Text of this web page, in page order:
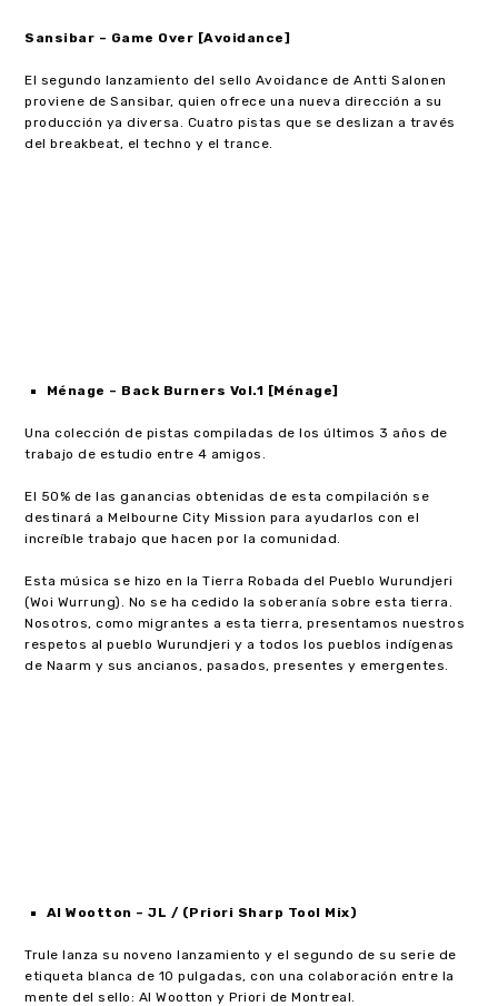
Sansibar – Game Over [Avoidance]
El segundo lanzamiento del sello Avoidance de Antti Salonen
proviene de Sansibar, quien ofrece una nueva dirección a su
producción ya diversa. Cuatro pistas que se deslizan a través
del breakbeat, el techno y el trance.
Ménage – Back Burners Vol.1 [Ménage]
Una colección de pistas compiladas de los últimos 3 años de
trabajo de estudio entre 4 amigos.
El 50% de las ganancias obtenidas de esta compilación se
destinará a Melbourne City Mission para ayudarlos con el
increíble trabajo que hacen por la comunidad.
Esta música se hizo en la Tierra Robada del Pueblo Wurundjeri
(Woi Wurrung). No se ha cedido la soberanía sobre esta tierra.
Nosotros, como migrantes a esta tierra, presentamos nuestros
respetos al pueblo Wurundjeri y a todos los pueblos indígenas
de Naarm y sus ancianos, pasados, presentes y emergentes.
Al Wootton – JL / (Priori Sharp Tool Mix)
Trule lanza su noveno lanzamiento y el segundo de su serie de
etiqueta blanca de 10 pulgadas, con una colaboración entre la
mente del sello: Al Wootton y Priori de Montreal.